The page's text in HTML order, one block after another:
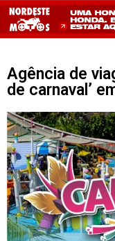
Agência de
de carnaval’